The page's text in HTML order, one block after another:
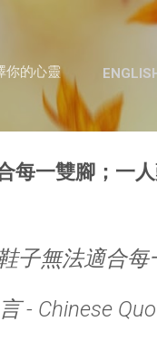
你的心靈
每一雙腳；一
子無法適合
- Chinese